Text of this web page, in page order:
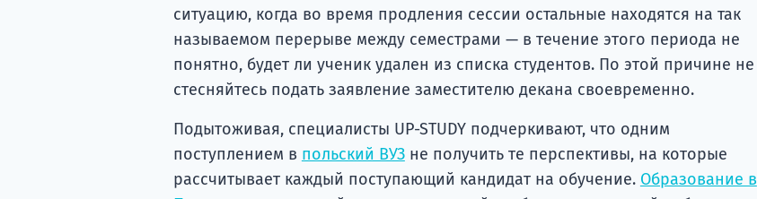
ситуацию, когда во время продления сессии остальные находятся на так
называемом перерыве между семестрами — в течение этого периода не
понятно, будет ли ученик удален из списка студентов. По этой причине не
стесняйтесь подать заявление заместителю декана своевременно.
Подытоживая, специалисты UP-STUDY подчеркивают, что одним
поступлением в польский ВУЗне получить те перспективы, на которые
рассчитывает каждый поступающий кандидат на обучение. Образование в